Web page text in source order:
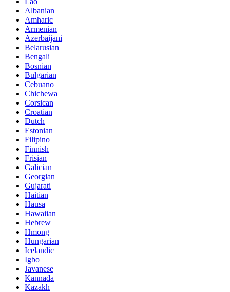
Albanian
Amharic
Armenian
Azerbaijani
Belarusian
Bengali
Bosnian
Bulgarian
Cebuano
Chichewa
Corsican
Croatian
Dutch
Estonian
Filipino
Finnish
Frisian
Galician
Georgian
Gujarati
Haitian
Hausa
Hawaiian
Hebrew
Hmong
Hungarian
Icelandic
Igbo
Javanese
Kannada
Kazakh